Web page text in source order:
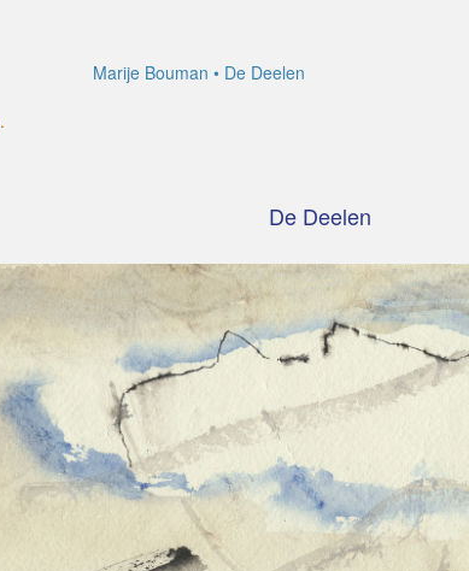
Marije Bouman
De Deelen
.
De Deelen